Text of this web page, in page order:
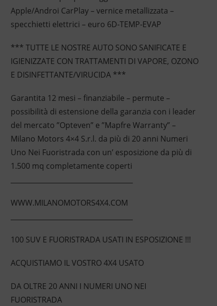
Apple/Androi CarPlay – vernice metallizzata –
specchietti elettrici – euro 6D-TEMP-EVAP
*** TUTTE LE NOSTRE AUTO SONO SANIFICATE E
IGIENIZZATE CON TRATTAMENTI DI VAPORE, OZONO
E DISINFETTANTE/VIRUCIDA ***
Garantita 12 mesi – finanziabile – permute –
possibilità di estensione della garanzia con i leader
del mercato ”Opteven” e ”Mapfre Warranty” –
Milano Motors 4×4 S.r.l. da più di 20 anni Numeri
Uno Nei Fuoristrada con un’ esposizione da più di
1.500 mq completamente coperti
WWW.MILANOMOTORS4X4.COM
100 SUV E FUORISTRADA USATI IN ESPOSIZIONE !!!
ACQUISTIAMO IL VOSTRO 4X4 USATO
DA OLTRE 20 ANNI I NUMERI UNO NEI
FUORISTRADA